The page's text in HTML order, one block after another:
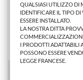
QUALSIASI UTILIZZO DI
IDENTIFICARE IL TIPO
ESSERE INSTALLATO.
LA NOSTRA DITTA
I PRODOTTI ADATTABILI
POSSONO ESSERE
LEGGE FRANCESE.